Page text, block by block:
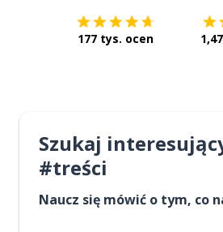
177 tys. ocen
Szukaj
#treści
Naucz się mówić o tym, co